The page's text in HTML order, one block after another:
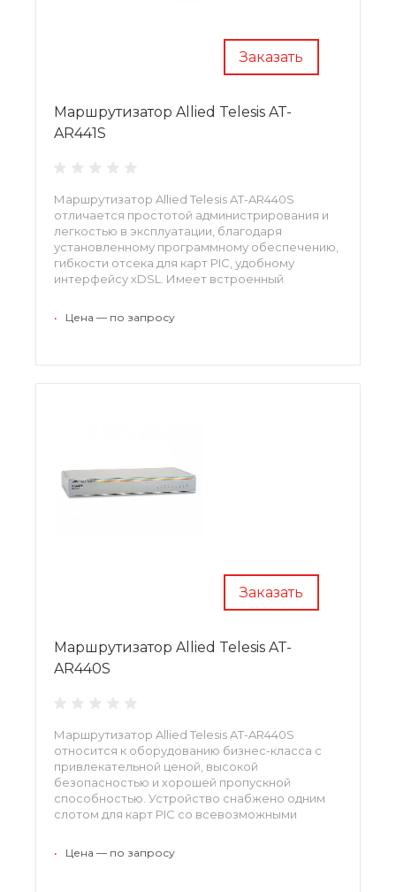
Заказать
Маршрутизатор Allied Telesis AT-
AR441S
Маршрутизатор Allied Telesis AT-AR440S
отличается простотой администрирования и
легкостью в эксплуатации, благодаря
установленному программному обеспечению,
гибкости отсека для карт PIC, удобному
интерфейсу xDSL. Имеет встроенный
3DES, DES. Обеспечивает в целом высокое
• Цена — по запросу
Заказать
Маршрутизатор Allied Telesis AT-
AR440S
Маршрутизатор Allied Telesis AT-AR440S
относится к оборудованию бизнес-класса с
привлекательной ценой, высокой
безопасностью и хорошей пропускной
способностью. Устройство снабжено одним
слотом для карт PIC со всевозможными
процессором шифрования, поддерживающим
• Цена — по запросу